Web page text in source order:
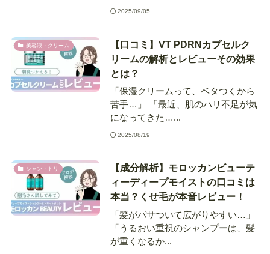
2025/09/05
美容液・クリーム
【口コミ】VT PDRNカプセルク
リームの解析とレビューその効果
とは？
「保湿クリームって、ベタつくから
苦手…」 「最近、肌のハリ不足が気
になってきた…...
2025/08/19
シャン・トリ
【成分解析】モロッカンビューテ
ィーディープモイストの口コミは
本当？くせ毛が本音レビュー！
「髪がパサついて広がりやすい…」
「うるおい重視のシャンプーは、髪
が重くなるか...